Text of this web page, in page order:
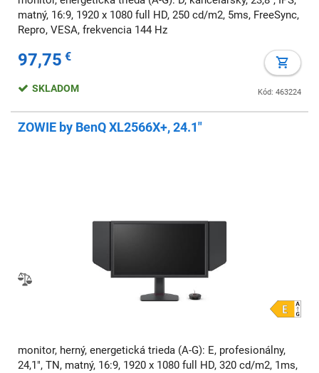
matný, 16:9, 1920 x 1080 full HD, 250 cd/m2, 5ms, FreeSync,
Repro, VESA, frekvencia 144 Hz
97,75 €
Kód: 463224
SKLADOM
ZOWIE by BenQ XL2566X+, 24.1"
monitor, herný, energetická trieda (A-G): E, profesionálny,
24,1", TN, matný, 16:9, 1920 x 1080 full HD, 320 cd/m2, 1ms,